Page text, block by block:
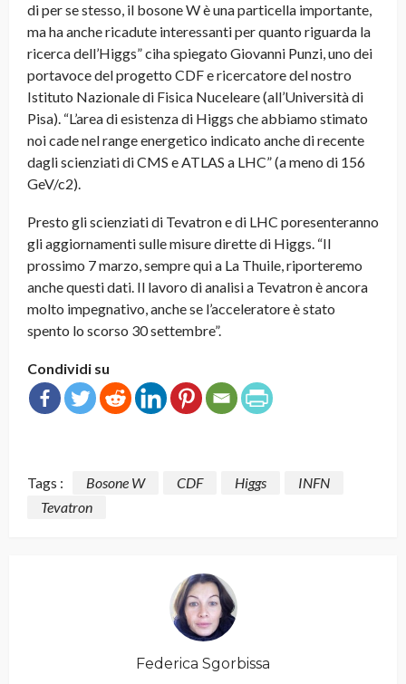
di per se stesso, il bosone W è una particella importante,
ma ha anche ricadute interessanti per quanto riguarda la
ricerca dell’Higgs” ciha spiegato Giovanni Punzi, uno dei
portavoce del progetto CDF e ricercatore del nostro
Istituto Nazionale di Fisica Nuceleare (all’Università di
Pisa). “L’area di esistenza di Higgs che abbiamo stimato
noi cade nel range energetico indicato anche di recente
dagli scienziati di CMS e ATLAS a LHC” (a meno di 156
GeV/c2).
Presto gli scienziati di Tevatron e di LHC poresenteranno
gli aggiornamenti sulle misure dirette di Higgs. “Il
prossimo 7 marzo, sempre qui a La Thuile, riporteremo
anche questi dati. Il lavoro di analisi a Tevatron è ancora
molto impegnativo, anche se l’acceleratore è stato
spento lo scorso 30 settembre”.
Condividi su
Tags : Bosone W CDF Higgs
INFN
Tevatron
Federica Sgorbissa